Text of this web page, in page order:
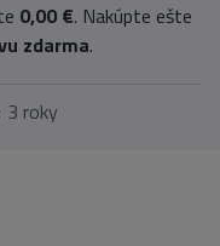
0,00 €. Nakúpte ešte
zdarma.
3 roky